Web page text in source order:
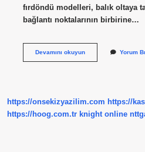
fırdöndü modelleri, balık oltaya
bağlantı noktalarının birbirine…
Devamını okuyunFırdöndü
Yorum
https://onsekizyazilim.com https://
https://hoog.com.tr knight online